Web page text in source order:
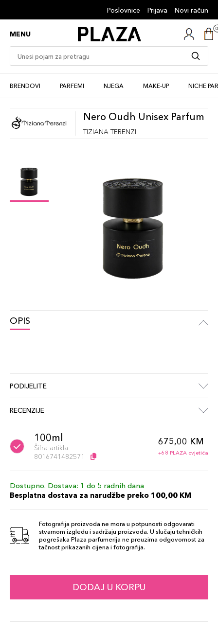
Poslovnice Prijava Novi račun
MENU
BRENDOVI PARFEMI NJEGA MAKE-UP NICHE
Nero Oudh Unisex Parfum
TIZIANA TERENZI
OPIS
PODIJELITE
RECENZIJE
100ml
Šifra artikla
8016741482571
675,00 KM
+68 PLAZA cvjetića
Dostupno. Dostava: 1 do 5 radnih dana
Besplatna dostava za narudžbe preko 100,00 KM
Fotografija proizvoda ne mora u potpunosti odgovarati
stvarnom izgledu i sadržaju proizvoda. U slučaju tehničkih
pogrešaka Plaza parfumerija ne preuzima odgovornost za
tačnost prikazanih cijena i fotografija.
DODAJ U KORPU